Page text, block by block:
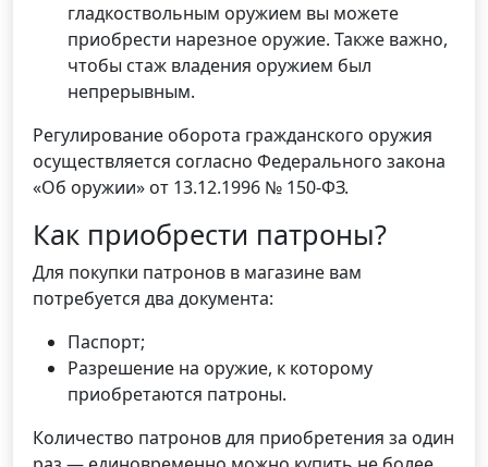
гладкоствольным оружием вы можете
приобрести нарезное оружие. Также важно,
чтобы стаж владения оружием был
непрерывным.
Регулирование оборота гражданского оружия
осуществляется согласно Федерального закона
«Об оружии» от 13.12.1996 № 150-ФЗ.
Как приобрести патроны?
Для покупки патронов в магазине вам
потребуется два документа:
Паспорт;
Разрешение на оружие, к которому
приобретаются патроны.
Количество патронов для приобретения за один